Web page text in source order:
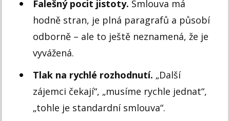
Falešný pocit jistoty. Smlouva má
hodně stran, je plná paragrafů a působí
odborně – ale to ještě neznamená, že je
vyvážená.
Tlak na rychlé rozhodnutí. „Další
zájemci čekají“, „musíme rychle jednat“,
„tohle je standardní smlouva“.